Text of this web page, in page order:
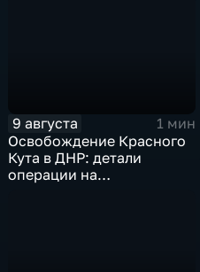
9 августа
1 мин
Освобождение Красного
Кута в ДНР: детали
операции на